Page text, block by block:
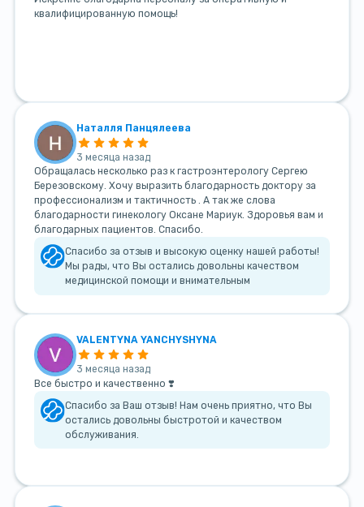
квалифицированную помощь!
Наталля Панцялеева
3 месяца назад
Обращалась несколько раз к гастроэнтерологу Сергею
Березовскому. Хочу выразить благодарность доктору за
профессионализм и тактичность . А так же слова
благодарности гинекологу Оксане Мариук. Здоровья вам и
благодарных пациентов. Спасибо.
Спасибо за отзыв и высокую оценку нашей работы!
Мы рады, что Вы остались довольны качеством
медицинской помощи и внимательным
VALENTYNA YANCHYSHYNA
3 месяца назад
Все быстро и качественно ❣️
Спасибо за Ваш отзыв! Нам очень приятно, что Вы
остались довольны быстротой и качеством
обслуживания.